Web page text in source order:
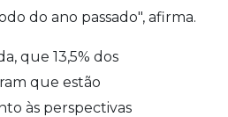
do ano passado", afirma.
que 13,5% dos
que estão
às perspectivas